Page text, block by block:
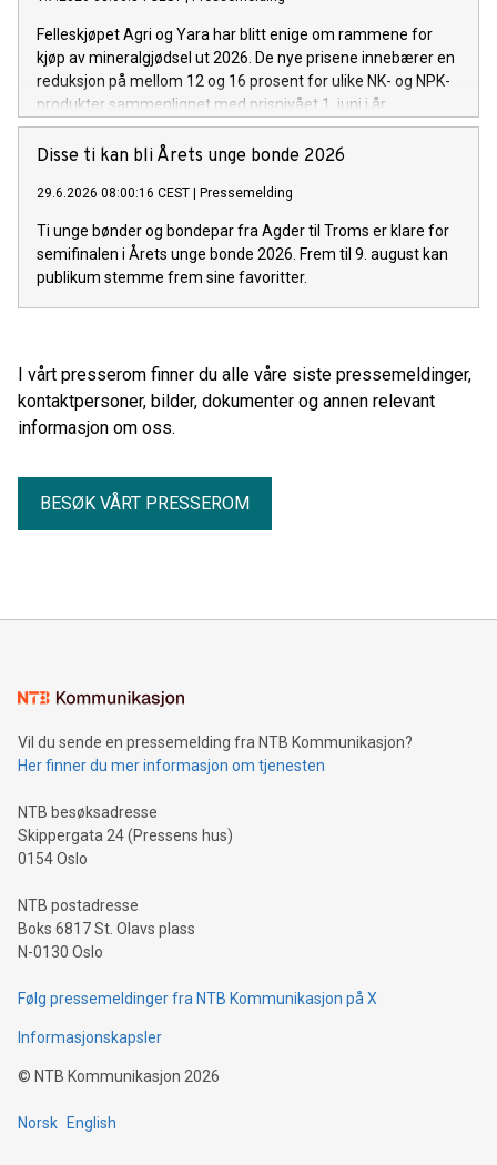
Felleskjøpet Agri og Yara har blitt enige om rammene for
kjøp av mineralgjødsel ut 2026. De nye prisene innebærer en
reduksjon på mellom 12 og 16 prosent for ulike NK- og NPK-
produkter sammenlignet med prisnivået 1. juni i år.
Disse ti kan bli Årets unge bonde 2026
29.6.2026 08:00:16 CEST | Pressemelding
Ti unge bønder og bondepar fra Agder til Troms er klare for
semifinalen i Årets unge bonde 2026. Frem til 9. august kan
publikum stemme frem sine favoritter.
I vårt presserom finner du alle våre siste pressemeldinger,
kontaktpersoner, bilder, dokumenter og annen relevant
informasjon om oss.
BESØK VÅRT PRESSEROM
Vil du sende en pressemelding fra NTB Kommunikasjon?
Her finner du mer informasjon om tjenesten
NTB besøksadresse
Skippergata 24 (Pressens hus)
0154 Oslo
NTB postadresse
Boks 6817 St. Olavs plass
N-0130 Oslo
Følg pressemeldinger fra NTB Kommunikasjon på X
Informasjonskapsler
© NTB Kommunikasjon 2026
Norsk English